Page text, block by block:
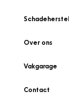
Schadeherstel
Over ons
Vakgarage
Contact